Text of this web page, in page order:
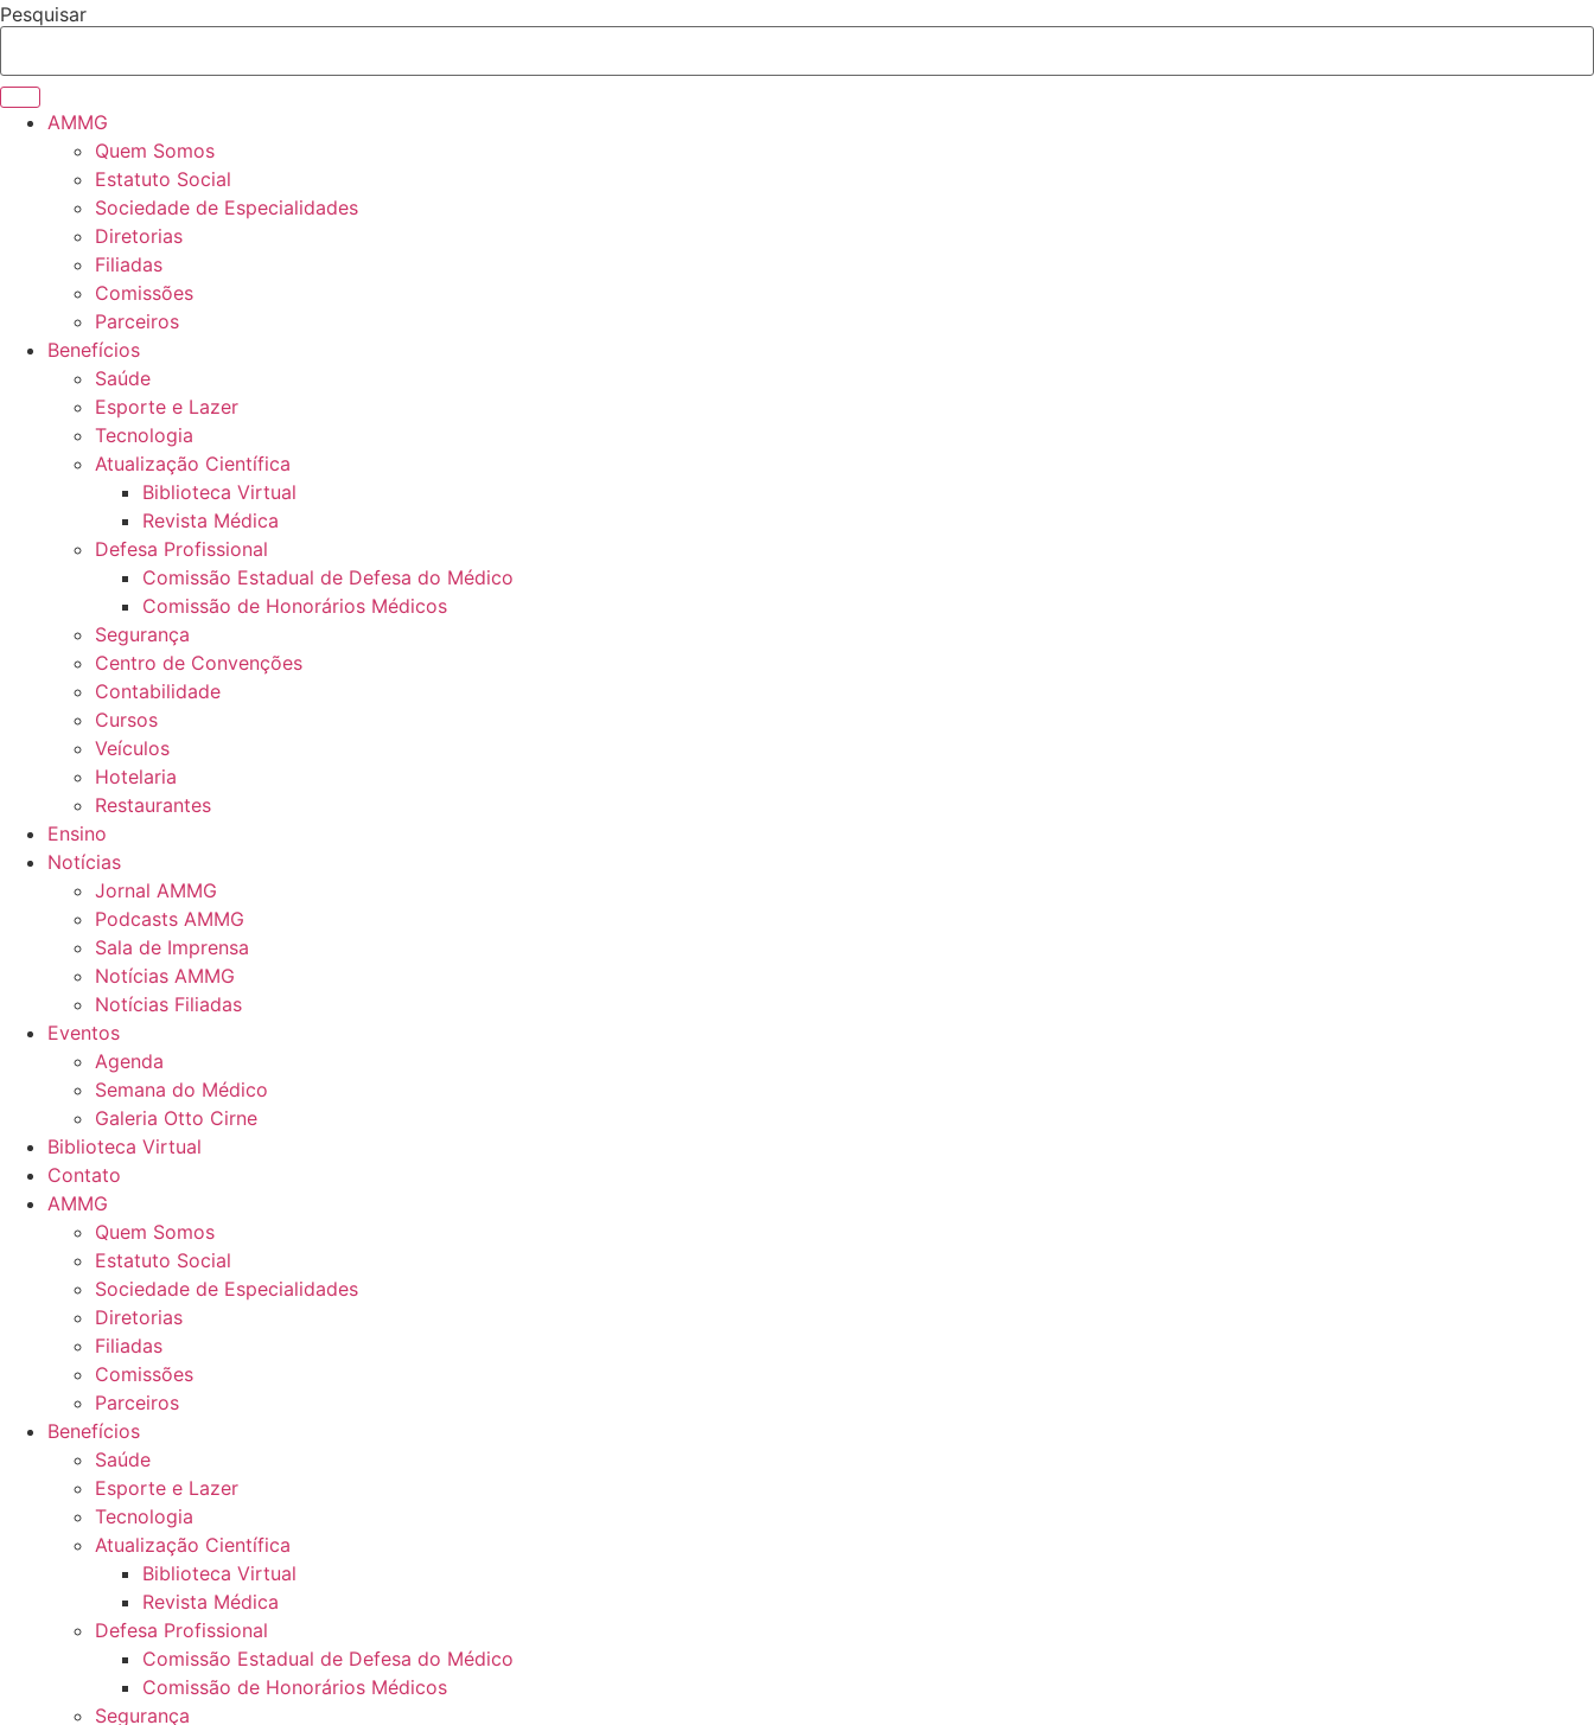
Pesquisar
AMMG
Quem Somos
Estatuto Social
Sociedade de Especialidades
Diretorias
Filiadas
Comissões
Parceiros
Benefícios
Saúde
Esporte e Lazer
Tecnologia
Atualização Científica
Biblioteca Virtual
Revista Médica
Defesa Profissional
Comissão Estadual de Defesa do Médico
Comissão de Honorários Médicos
Segurança
Centro de Convenções
Contabilidade
Cursos
Veículos
Hotelaria
Restaurantes
Ensino
Notícias
Jornal AMMG
Podcasts AMMG
Sala de Imprensa
Notícias AMMG
Notícias Filiadas
Eventos
Agenda
Semana do Médico
Galeria Otto Cirne
Biblioteca Virtual
Contato
AMMG
Quem Somos
Estatuto Social
Sociedade de Especialidades
Diretorias
Filiadas
Comissões
Parceiros
Benefícios
Saúde
Esporte e Lazer
Tecnologia
Atualização Científica
Biblioteca Virtual
Revista Médica
Defesa Profissional
Comissão Estadual de Defesa do Médico
Comissão de Honorários Médicos
Segurança